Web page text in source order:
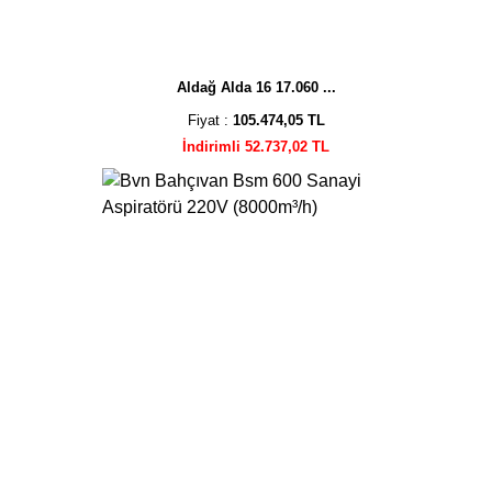
Aldağ Alda 16 17.060 ...
Fiyat : 105.474,05 TL
İndirimli 52.737,02 TL